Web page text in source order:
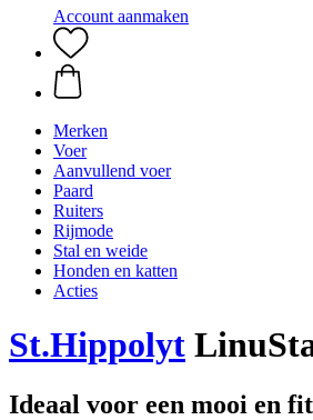
Account aanmaken
Merken
Voer
Aanvullend voer
Paard
Ruiters
Rijmode
Stal en weide
Honden en katten
Acties
St.Hippolyt
Ideaal voor een mooi en